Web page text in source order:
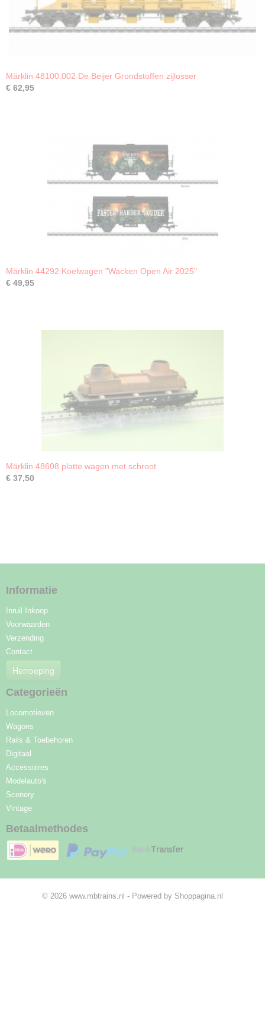
Märklin 48100.002 De Beijer Grondstoffen zijlosser
€ 62,95
Märklin 44292 Koelwagen "Wacken Open Air 2025"
€ 49,95
Märklin 48608 platte wagen met schroot
€ 37,50
Informatie
Inruil Inkoop
Voorwaarden
Verzending
Contact
Herroeping
Categorieën
Locomotieven
Wagons
Rails & Toebehoren
Digitaal
Accessoires
Modelauto's
Scenery
Vintage
Betaalmethodes
© 2026 www.mbtrains.nl - Powered by Shoppagina.nl